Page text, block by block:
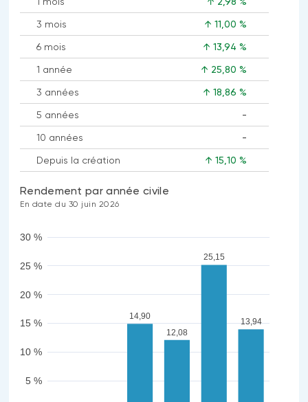
3 mois ↑ 11,00 %
6 mois ↑ 13,94 %
1 année ↑ 25,80 %
3 années ↑ 18,86 %
5 années
-
Aucune
disponible
10 années
-
Aucune
donnée
Depuis la création ↑ 15,10 %
Rendement par année civile
En date du 30 juin 2026
5 %
10 %
15 %
20 %
25 %
30 %
14,90
12,08
25,15
13,94